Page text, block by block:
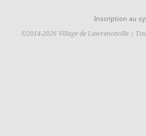
Inscription au
©2014-2026 Village de Lawrenceville |